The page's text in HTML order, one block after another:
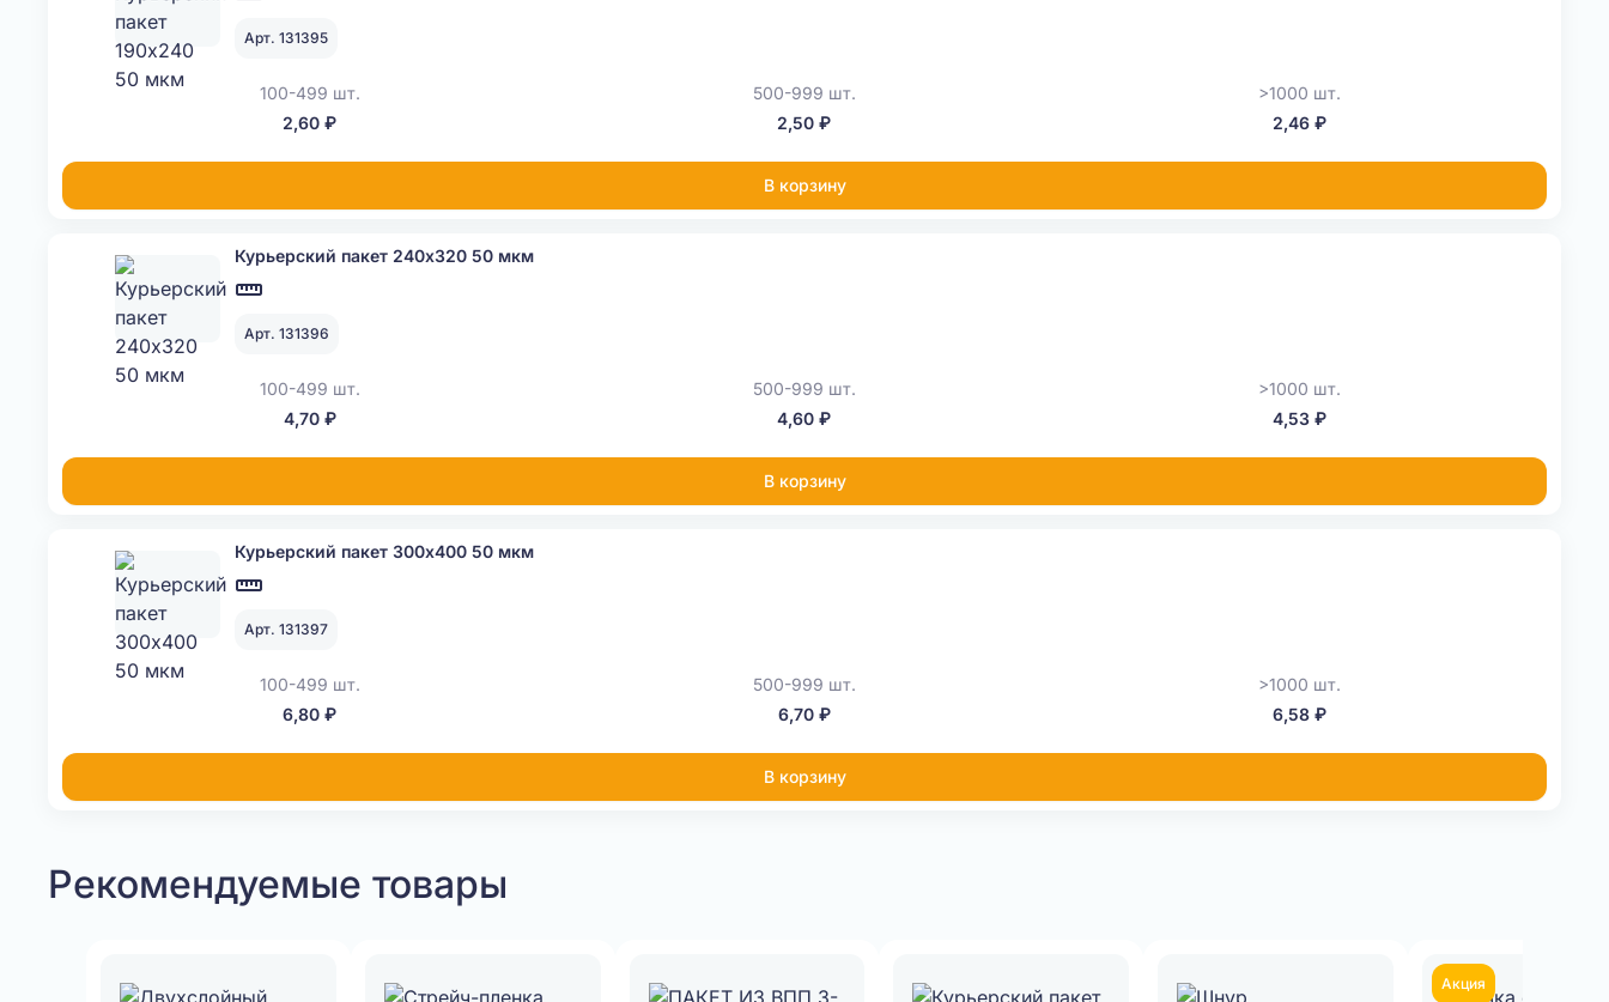
Арт. 131395
100-499 шт.
2,60 ₽
500-999 шт.
2,50 ₽
>1000 шт.
2,46 ₽
В корзину
Курьерский пакет 240х320 50 мкм
Арт. 131396
100-499 шт.
4,70 ₽
500-999 шт.
4,60 ₽
>1000 шт.
4,53 ₽
В корзину
Курьерский пакет 300х400 50 мкм
Арт. 131397
100-499 шт.
6,80 ₽
500-999 шт.
6,70 ₽
>1000 шт.
6,58 ₽
В корзину
Рекомендуемые товары
Акция